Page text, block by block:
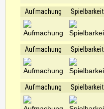
Aufmachung Spielbarkeit
Aufmachung Spielbarkeit
Aufmachung Spielbarkeit